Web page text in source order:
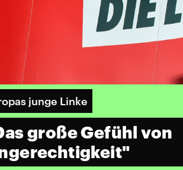
junge Linke
große Gefühl von